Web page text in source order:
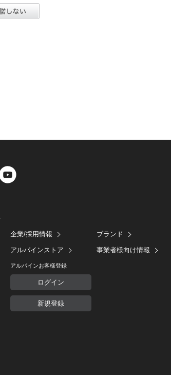
企業/採用情報
アルパインストア
アルパインお客様登録
ログイン
新規登録
ブランド
事業者様向け情報